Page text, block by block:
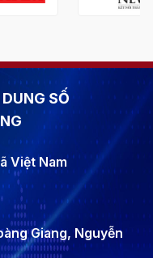
SỐ
Việt Nam
Giang, Nguyễn